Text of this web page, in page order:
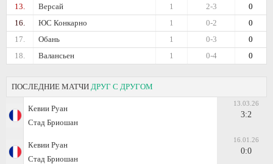
13.
Версай 0
2-3
1
16.
ЮС Конкарно 0
0-2
1
17.
Обань 0
0-3
1
18.
Валансьен 0
0-4
1
ПОСЛЕДНИЕ МАТЧИ ДРУГ С ДРУГОМ
Кевии Руан
Стад Бриошан
13.03.26
3:2
Кевии Руан
Стад Бриошан
16.01.26
0:0